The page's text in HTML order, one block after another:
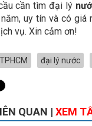
cần tìm đại lý
uy tín và có giá
vụ. Xin cảm ơn!
TPHCM đại lý nước
QUAN | XEM